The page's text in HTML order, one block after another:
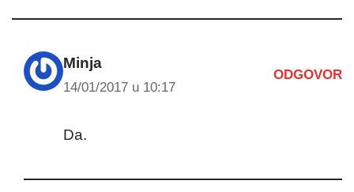
Minja
14/01/2017 u 10:17
ODGOVOR
Da.